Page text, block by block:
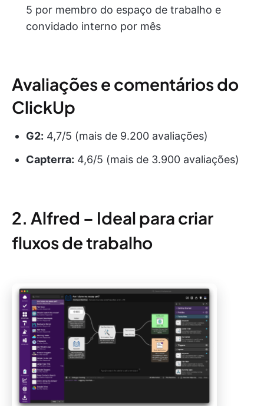
5 por membro do espaço de trabalho e
convidado interno por mês
Avaliações e comentários do
ClickUp
G2: 4,7/5 (mais de 9.200 avaliações)
Capterra: 4,6/5 (mais de 3.900 avaliações)
2. Alfred – Ideal para criar
fluxos de trabalho